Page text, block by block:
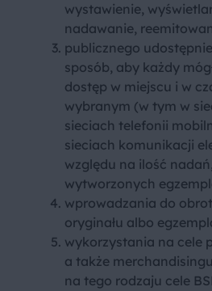
wystawienie,
nadawanie,
publicznego
sposób, aby każdy
dostęp w miejscu i w
wybranym (w tym w
sieciach telefonii
sieciach komunikacji
względu na ilość
wytworzonych
wprowadzania do
oryginału albo
wykorzystania na cele
a także
na tego rodzaju cele